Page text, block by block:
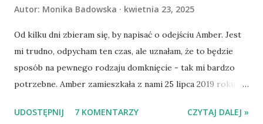
Autor: Monika Badowska kwietnia 23, 2025
Od kilku dni zbieram się, by napisać o odejściu Amber. Jest
mi trudno, odpycham ten czas, ale uznałam, że to będzie
sposób na pewnego rodzaju domknięcie - tak mi bardzo
potrzebne. Amber zamieszkała z nami 25 lipca 2019 roku.
Mazowieckim, pojechaliśmy na wizytę zapoznawczą, a kilka
UDOSTĘPNIJ 7 KOMENTARZY CZYTAJ DALEJ »